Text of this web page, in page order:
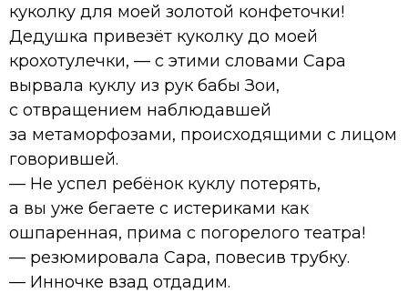
куколку для моей золотой конфеточки!
Дедушка привезёт куколку до моей
крохотулечки, — с этими словами Сара
вырвала куклу из рук бабы Зои,
с отвращением наблюдавшей
за метаморфозами, происходящими с лицом
говорившей.
— Не успел ребёнок куклу потерять,
а вы уже бегаете с истериками как
ошпаренная, прима с погорелого театра!
— резюмировала Сара, повесив трубку.
— Инночке взад отдадим.